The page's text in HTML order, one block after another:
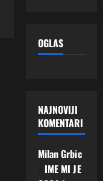
OGLAS
NAJNOVIJI
KOMENTARI
Milan Grbic
IME MI JE